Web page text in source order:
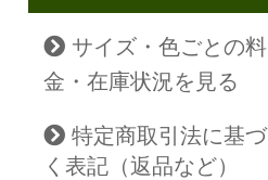
サイズ・色ごとの料
金・在庫状況を見る
特定商取引法に基づ
く表記（返品など）